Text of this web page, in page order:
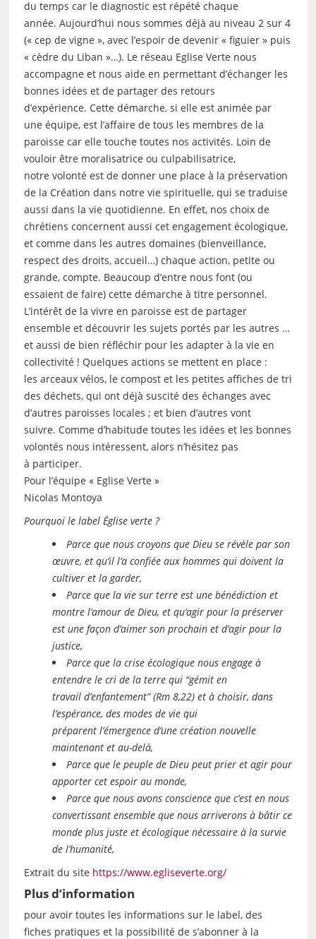
du temps car le diagnostic est répété chaque
année. Aujourd’hui nous sommes déjà au niveau 2 sur 4
(« cep de vigne », avec l’espoir de devenir « figuier » puis
« cèdre du Liban »…). Le réseau Eglise Verte nous
accompagne et nous aide en permettant d’échanger les
bonnes idées et de partager des retours
d’expérience. Cette démarche, si elle est animée par
une équipe, est l’affaire de tous les membres de la
paroisse car elle touche toutes nos activités. Loin de
vouloir être moralisatrice ou culpabilisatrice,
notre volonté est de donner une place à la préservation
de la Création dans notre vie spirituelle, qui se traduise
aussi dans la vie quotidienne. En effet, nos choix de
chrétiens concernent aussi cet engagement écologique,
et comme dans les autres domaines (bienveillance,
respect des droits, accueil…) chaque action, petite ou
grande, compte. Beaucoup d’entre nous font (ou
essaient de faire) cette démarche à titre personnel.
L’intérêt de la vivre en paroisse est de partager
ensemble et découvrir les sujets portés par les autres …
et aussi de bien réfléchir pour les adapter à la vie en
collectivité ! Quelques actions se mettent en place :
les arceaux vélos, le compost et les petites affiches de tri
des déchets, qui ont déjà suscité des échanges avec
d’autres paroisses locales ; et bien d’autres vont
suivre. Comme d’habitude toutes les idées et les bonnes
volontés nous intéressent, alors n’hésitez pas
à participer.
Pour l’équipe « Eglise Verte »
Nicolas Montoya
Pourquoi le label Église verte ?
Parce que nous croyons que Dieu se révèle par son
œuvre, et qu’il l’a confiée aux hommes qui doivent la
cultiver et la garder,​
Parce que la vie sur terre est une bénédiction et
montre l’amour de Dieu, et qu’agir pour la préserver
est une façon d’aimer son prochain et d’agir pour la
justice,
Parce que la crise écologique nous engage à
entendre le cri de la terre qui “gémit en
travail d’enfantement” (Rm 8,22) et à choisir, dans
l’espérance, des modes de vie qui
préparent l’émergence d’une création nouvelle
maintenant et au-delà,
Parce que le peuple de Dieu peut prier et agir pour
apporter cet espoir au monde,
Parce que nous avons conscience que c’est en nous
convertissant ensemble que nous arriverons à bâtir ce
monde plus juste et écologique nécessaire à la survie
de l’humanité,​
Extrait du site https://www.egliseverte.org/
Plus d’information
pour avoir toutes les informations sur le label, des
fiches pratiques et la possibilité de s’abonner à la